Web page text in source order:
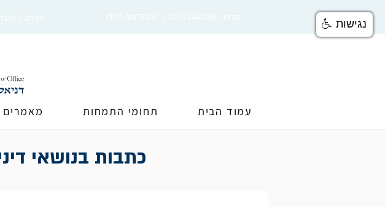
מאמרים תחומי התמחות עמוד הבית
כתבות בנושאי
נגישות